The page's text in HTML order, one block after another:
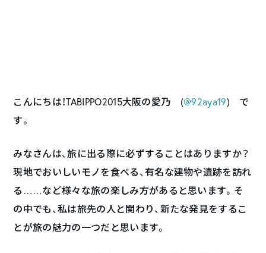
こんにちは！TABIPPO2015大阪の愛乃 (@92aya19) で
す。
みなさんは、旅に出る際に必ずすることはありますか？
現地でおいしいモノを食べる、有名な建物や遺跡を訪れ
る……など様々な旅の楽しみ方があると思います。そ
の中でも、私は旅先の人と関わり、新たな発見をするこ
とが旅の魅力の一つだと思います。